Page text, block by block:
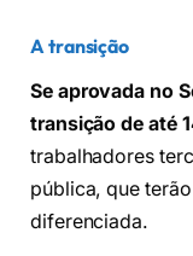
A transição
Se aprovada no
transição de até
trabalhadores
pública, que
diferenciada.